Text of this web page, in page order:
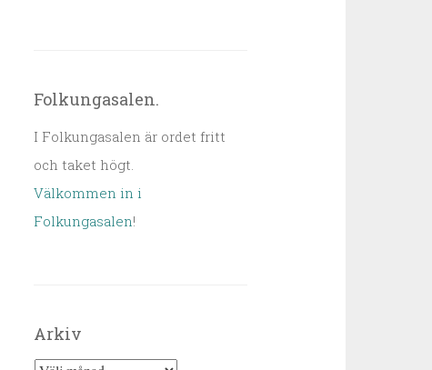
Folkungasalen.
I Folkungasalen är ordet fritt
och taket högt.
Välkommen in i
Folkungasalen!
Arkiv